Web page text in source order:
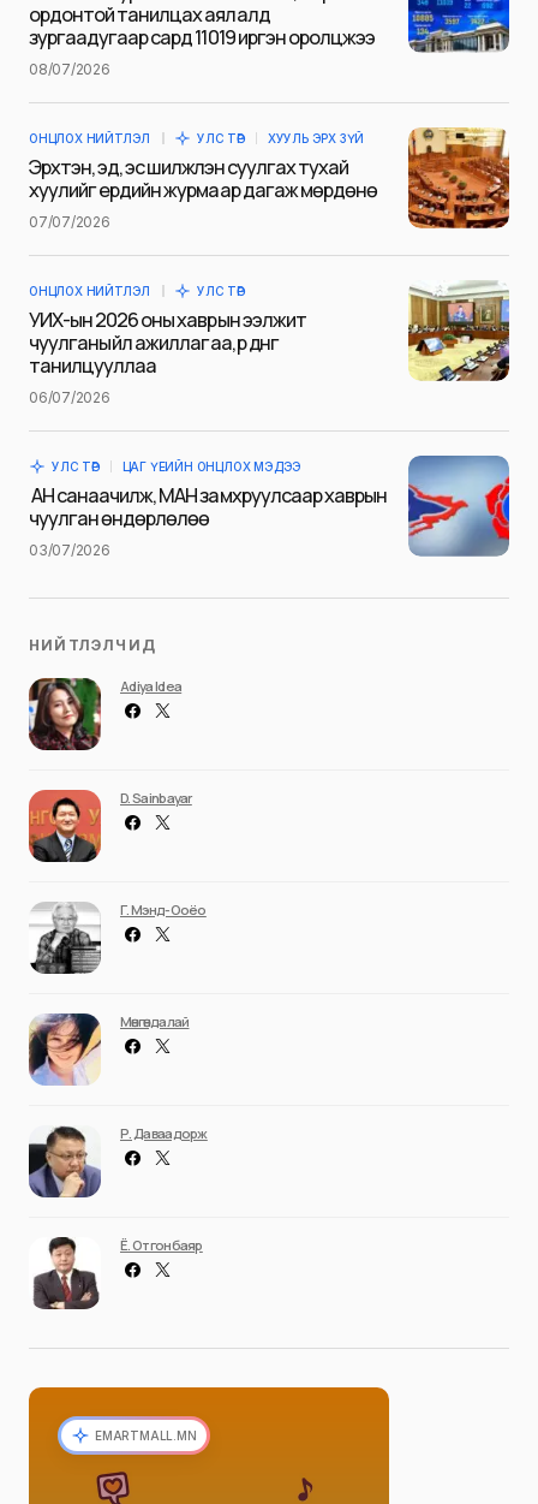
Дарханы төмөрлөгийн үйлдвэрийн
баяжмал, хүдрийг барьцаалж зээл авчээ
УИХ-аас байгуулагдсан Хөгжлийн банкнаас
санхүүжүүлсэн төсөл, хөтөлбөрийн хэрэгжилт, үр дүн,
зээл олголт, эргэн…
Niitlel.mn 18/01/2023
ЗАСГИЙН ГАЗАР
ҮЙЛ ЯВДАЛ
Улсын аварга малчин шалгаруулах
журмын заалт өөрчлөх талаар Засгийн
газар хэлэлцэж байна
Засгийн газрын ээлжит хуралдаан үргэлжилж
байна. Хуралдаанаар, Төрийн өмчөөс орон
Niitlel.mn